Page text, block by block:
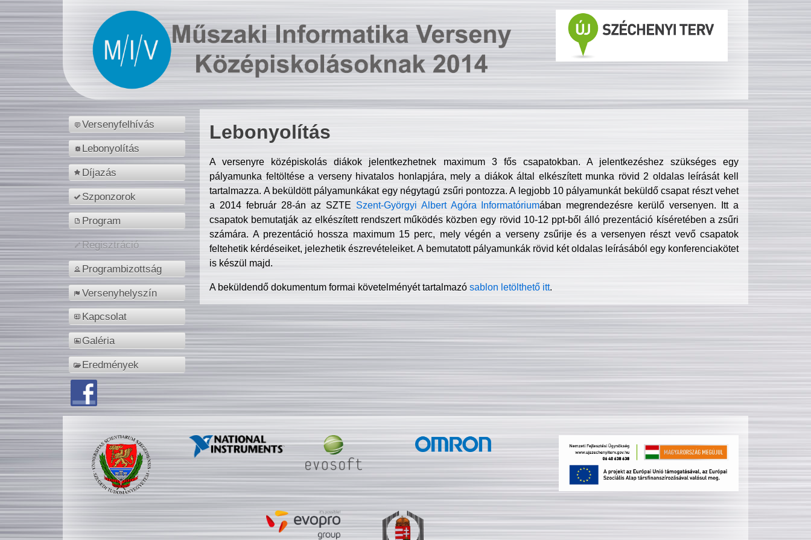
Versenyfelhívás
Lebonyolítás
Díjazás
Szponzorok
Program
Regisztráció
Programbizottság
Versenyhelyszín
Kapcsolat
Galéria
Eredmények
Lebonyolítás
A versenyre középiskolás diákok jelentkezhetnek maximum 3 fős csapatokban. A jelentkezéshez szükséges egy
pályamunka feltöltése a verseny hivatalos honlapjára, mely a diákok által elkészített munka rövid 2 oldalas leírását kell
tartalmazza. A beküldött pályamunkákat egy négytagú zsűri pontozza. A legjobb 10 pályamunkát beküldő csapat részt vehet
a 2014 február 28-án az SZTE Szent-Györgyi Albert Agóra Informatóriumában megrendezésre kerülő versenyen. Itt a
csapatok bemutatják az elkészített rendszert működés közben egy rövid 10-12 ppt-ből álló prezentáció kíséretében a zsűri
számára. A prezentáció hossza maximum 15 perc, mely végén a verseny zsűrije és a versenyen részt vevő csapatok
feltehetik kérdéseiket, jelezhetik észrevételeiket. A bemutatott pályamunkák rövid két oldalas leírásából egy konferenciakötet
is készül majd.
A beküldendő dokumentum formai követelményét tartalmazósablon letölthető itt.